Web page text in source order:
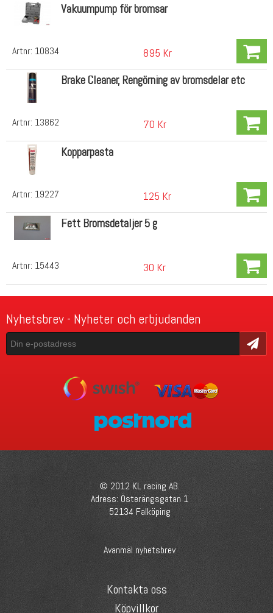
Artnr: 10834
Vakuumpump för bromsar
895 Kr
Artnr: 13862
Brake Cleaner, Rengörning av bromsdelar etc
70 Kr
Artnr: 19227
Kopparpasta
125 Kr
Artnr: 15443
Fett Bromsdetaljer 5 g
30 Kr
Nyhetsbrev - Nyheter och erbjudanden
Skicka
© 2012 KL racing AB.
Adress: Österängsgatan 1
52134 Falköping
Avanmäl nyhetsbrev
Kontakta oss
Köpvillkor